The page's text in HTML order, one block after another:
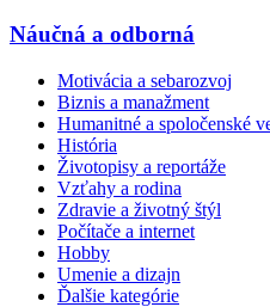
Náučná a odborná
Motivácia a sebarozvoj
Biznis a manažment
Humanitné a spoločenské
História
Životopisy a reportáže
Vzťahy a rodina
Zdravie a životný štýl
Počítače a internet
Hobby
Umenie a dizajn
Ďalšie kategórie